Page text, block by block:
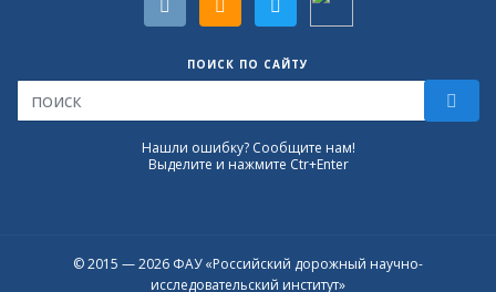
ПОИСК ПО САЙТУ
Нашли ошибку? Сообщите нам!
Выделите и нажмите Ctr+Enter
© 2015 — 2026 ФАУ «Российский дорожный научно-
исследовательский институт»